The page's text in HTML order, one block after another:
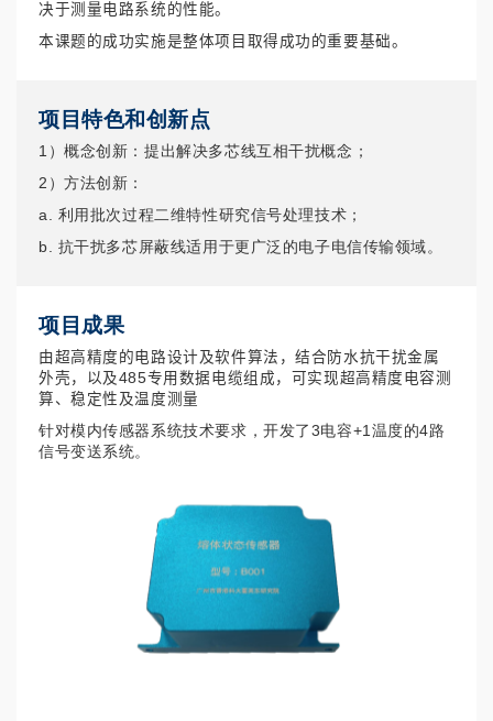
决于测量电路系统的性能。
本课题的成功实施是整体项目取得成功的重要基础。
项目特色和创新点
1）概念创新：提出解决多芯线互相干扰概念；
2）方法创新：
a. 利用批次过程二维特性研究信号处理技术；
b. 抗干扰多芯屏蔽线适用于更广泛的电子电信传输领域。
项目成果
由超高精度的电路设计及软件算法，结合防水抗干扰金属
外壳，以及485专用数据电缆组成，可实现超高精度电容测
算、稳定性及温度测量
针对模内传感器系统技术要求，开发了3电容+1温度的4路
信号变送系统。